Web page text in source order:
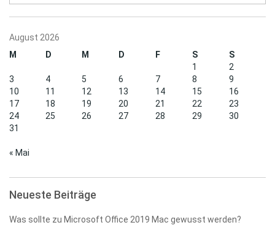
August 2026
M
D M D F S
S
1
2
3
4 5 6 7 8
9
10
11 12 13 14 15
16
17
18 19 20 21 22
23
24
25 26 27 28 29
30
31
« Mai
Neueste Beiträge
Was sollte zu Microsoft Office 2019 Mac gewusst werden?